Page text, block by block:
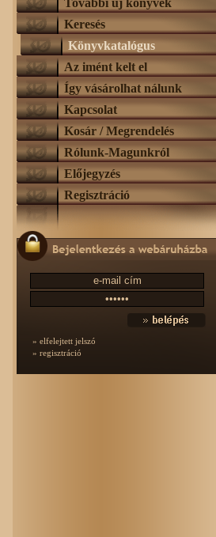
További új könyvek
Keresés
Könyvkatalógus
Az imént kelt el
Így vásárolhat nálunk
Kapcsolat
Kosár / Megrendelés
Rólunk-Magunkról
Előjegyzés
Regisztráció
» elfelejtett jelszó
» regisztráció